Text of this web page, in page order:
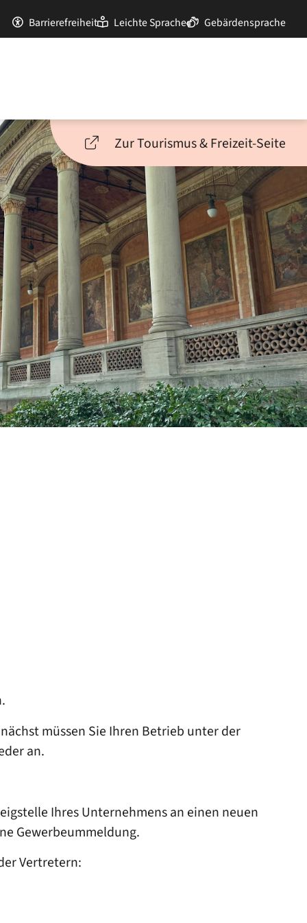
Barrierefreiheit Leichte Sprache Gebärdensprache
Zur Tourismus & Freizeit-Seite
müssen Sie Ihren Betrieb unter der
an.
Ihres Unternehmens an einen neuen
Gewerbeummeldung.
Vertretern: